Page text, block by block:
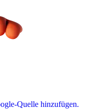
Quelle hinzufügen.